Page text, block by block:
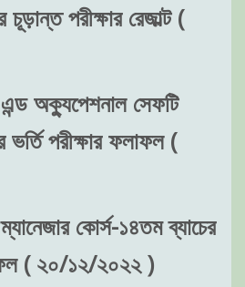
পরীক্ষার রেজাল্ট (
অক্যুপেশনাল সেফটি
ভর্তি পরীক্ষার ফলাফল (
কোর্স-১৪তম ব্যাচের
( ২০/১২/২০২২ )